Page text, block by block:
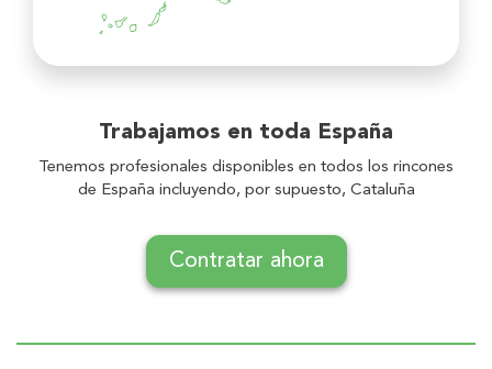
Trabajamos en toda España
Tenemos profesionales disponibles en todos los rincones
de España incluyendo, por supuesto, Cataluña
Contratar ahora